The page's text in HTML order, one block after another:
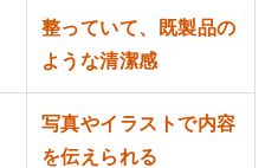
整っていて、既製品の
ような清潔感
写真やイラストで内容
を伝えられる